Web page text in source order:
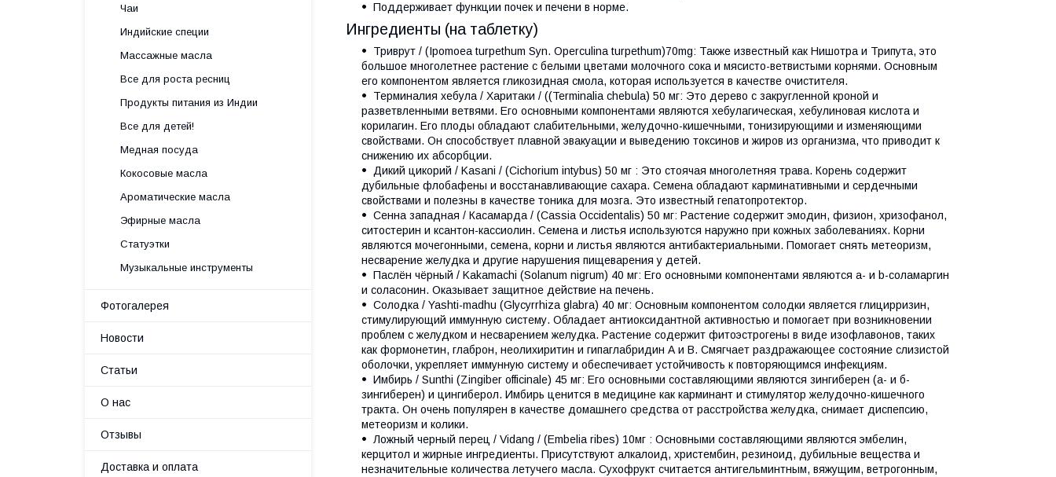
Поддерживает функции почек и печени в норме.
Ингредиенты (на таблетку)
Триврут / (Ipomoea turpethum Syn. Operculina turpethum)70mg: Также известный как Нишотра и Трипута, это
большое многолетнее растение с белыми цветами молочного сока и мясисто-ветвистыми корнями. Основным
его компонентом является гликозидная смола, которая используется в качестве очистителя.
Терминалия хебула / Харитаки / ((Terminalia chebula) 50 мг: Это дерево с закругленной кроной и
разветвленными ветвями. Его основными компонентами являются хебулагическая, хебулиновая кислота и
корилагин. Его плоды обладают слабительными, желудочно-кишечными, тонизирующими и изменяющими
свойствами. Он способствует плавной эвакуации и выведению токсинов и жиров из организма, что приводит к
снижению их абсорбции.
Дикий цикорий / Kasani / (Cichorium intybus) 50 мг : Это стоячая многолетняя трава. Корень содержит
дубильные флобафены и восстанавливающие сахара. Семена обладают карминативными и сердечными
свойствами и полезны в качестве тоника для мозга. Это известный гепатопротектор.
Сенна западная / Касамарда / (Cassia Occidentalis) 50 мг: Растение содержит эмодин, физион, хризофанол,
ситостерин и ксантон-кассиолин. Семена и листья используются наружно при кожных заболеваниях. Корни
являются мочегонными, семена, корни и листья являются антибактериальными. Помогает снять метеоризм,
несварение желудка и другие нарушения пищеварения у детей.
Паслён чёрный / Kakamachi (Solanum nigrum) 40 мг: Его основными компонентами являются а- и b-соламаргин
и соласонин. Оказывает защитное действие на печень.
Солодка / Yashti-madhu (Glycyrrhiza glabra) 40 мг: Основным компонентом солодки является глицирризин,
стимулирующий иммунную систему. Обладает антиоксидантной активностью и помогает при возникновении
проблем с желудком и несварением желудка. Растение содержит фитоэстрогены в виде изофлавонов, таких
как формонетин, глаброн, неолихиритин и гипаглабридин А и В. Смягчает раздражающее состояние слизистой
оболочки, укрепляет иммунную систему и обеспечивает устойчивость к повторяющимся инфекциям.
Имбирь / Sunthi (Zingiber officinale) 45 мг: Его основными составляющими являются зингиберен (а- и б-
зингиберен) и цингиберол. Имбирь ценится в медицине как карминант и стимулятор желудочно-кишечного
тракта. Он очень популярен в качестве домашнего средства от расстройства желудка, снимает диспепсию,
метеоризм и колики.
Ложный черный перец / Vidang / (Embelia ribes) 10мг : Основными составляющими являются эмбелин,
керцитол и жирные ингредиенты. Присутствуют алкалоид, христембин, резиноид, дубильные вещества и
незначительные количества летучего масла. Сухофрукт считается антигельминтным, вяжущим, ветрогонным,
Чаи
Индийские специи
Массажные масла
Все для роста ресниц
Продукты питания из Индии
Все для детей!
Медная посуда
Кокосовые масла
Ароматические масла
Эфирные масла
Статуэтки
Музыкальные инструменты
Фотогалерея
Новости
Статьи
О нас
Отзывы
Доставка и оплата